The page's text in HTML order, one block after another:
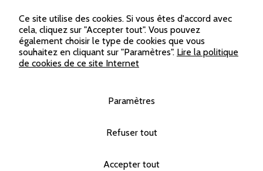
PAYSAGISTE
A&B Paysage
Plants de légumes, plantes à massifs, plantes
vivaces, féerie d’automne, arbuste à fleurs, arbres
Ce site utilise des cookies. Si vous êtes d'accord avec
cela, cliquez sur "Accepter tout". Vous pouvez
également choisir le type de cookies que vous
souhaitez en cliquant sur "Paramètres". Lire la politique
de cookies de ce site Internet
Paramètres
Refuser tout
Accepter tout